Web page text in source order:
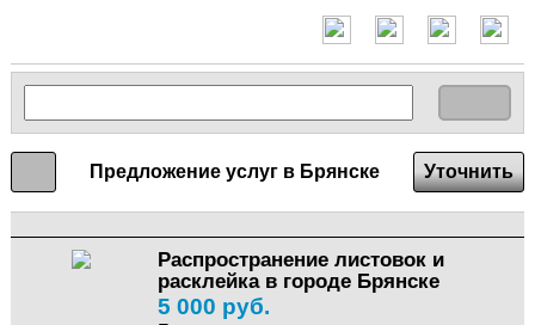
Предложение услуг в Брянске Уточнить
Распространение листовок и
расклейка в городе Брянске
5 000 руб.